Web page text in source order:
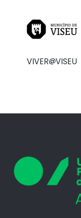
VIVER@VISEU